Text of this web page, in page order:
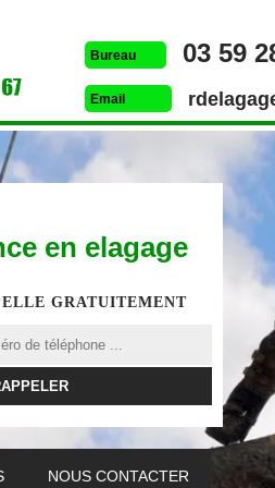
Bureau 03 59
Email
en elagage
GRATUITEMENT
NOUS CONTACTER
ELAGUEUR 67